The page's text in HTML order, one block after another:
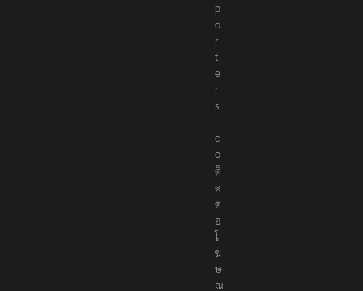
p
o
r
t
e
r
s
.
c
o
ติ
ด
ต่
อ
โ
ฆ
ษ
ณ